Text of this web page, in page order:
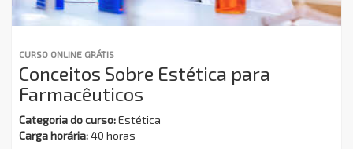
CURSO ONLINE GRÁTIS
Conceitos Sobre Estética para
Farmacêuticos
Categoria do curso:Estética
Carga horária:40 horas